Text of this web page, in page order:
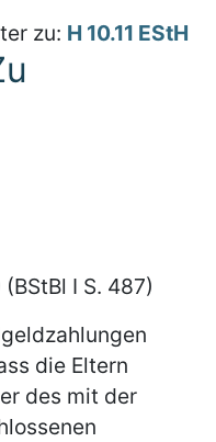
zu: H 10.11 EStH
I S. 487)
die Eltern
des mit der